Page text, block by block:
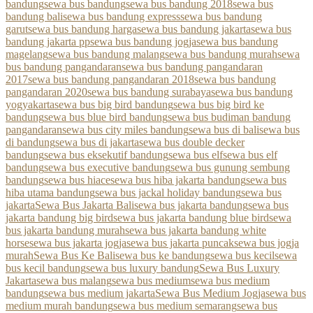
bandungsewa bus bandungsewa bus bandung 2018sewa bus
bandung balisewa bus bandung expresssewa bus bandung
garutsewa bus bandung hargasewa bus bandung jakartasewa bus
bandung jakarta ppsewa bus bandung jogjasewa bus bandung
magelangsewa bus bandung malangsewa bus bandung murahsewa
bus bandung pangandaransewa bus bandung pangandaran
2017sewa bus bandung pangandaran 2018sewa bus bandung
pangandaran 2020sewa bus bandung surabayasewa bus bandung
yogyakartasewa bus big bird bandungsewa bus big bird ke
bandungsewa bus blue bird bandungsewa bus budiman bandung
pangandaransewa bus city miles bandungsewa bus di balisewa bus
di bandungsewa bus di jakartasewa bus double decker
bandungsewa bus eksekutif bandungsewa bus elfsewa bus elf
bandungsewa bus executive bandungsewa bus gunung sembung
bandungsewa bus hiacesewa bus hiba jakarta bandungsewa bus
hiba utama bandungsewa bus jackal holiday bandungsewa bus
jakartaSewa Bus Jakarta Balisewa bus jakarta bandungsewa bus
jakarta bandung big birdsewa bus jakarta bandung blue birdsewa
bus jakarta bandung murahsewa bus jakarta bandung white
horsesewa bus jakarta jogjasewa bus jakarta puncaksewa bus jogja
murahSewa Bus Ke Balisewa bus ke bandungsewa bus kecilsewa
bus kecil bandungsewa bus luxury bandungSewa Bus Luxury
Jakartasewa bus malangsewa bus mediumsewa bus medium
bandungsewa bus medium jakartaSewa Bus Medium Jogjasewa bus
medium murah bandungsewa bus medium semarangsewa bus